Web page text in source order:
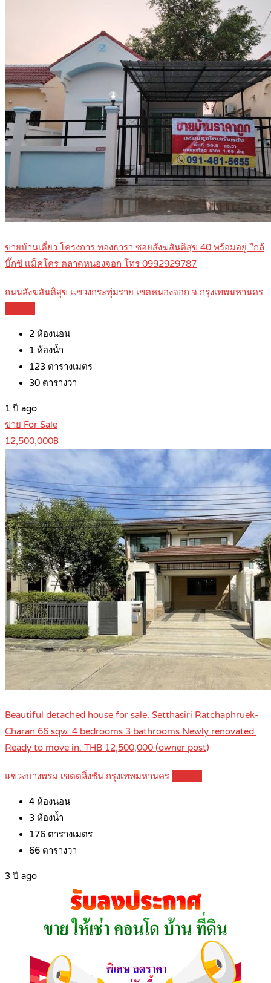
ขายบ้านเดี่ยว โครงการ ทองธารา ซอยสังฆสันติสุข 40 พร้อมอยู่ ใกล้
บิ๊กซี เเม็คโคร ตลาดหนองจอก โทร 0992929787
ถนนสังฆสันติสุข แขวงกระทุ่มราย เขตหนองจอก จ.กรุงเทพมหานคร
2 ห้องนอน
1 ห้องน้ำ
123 ตารางเมตร
30 ตารางวา
1 ปี ago
ขาย For Sale
12,500,000฿
Beautiful detached house for sale. Setthasiri Ratchaphruek-
Charan 66 sqw. 4 bedrooms 3 bathrooms Newly renovated.
Ready to move in. THB 12,500,000 (owner post)
แขวงบางพรม เขตตลิ่งชัน กรุงเทพมหานคร
4 ห้องนอน
3 ห้องน้ำ
176 ตารางเมตร
66 ตารางวา
3 ปี ago